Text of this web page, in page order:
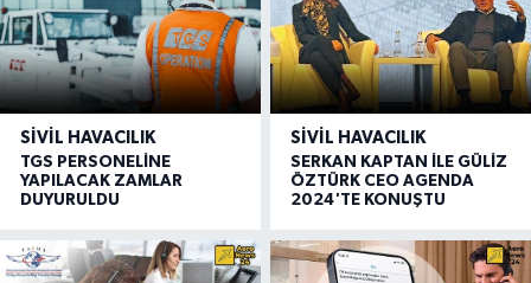
SIVIL HAVACILIK
TGS PERSONELİNE
YAPILACAK ZAMLAR
DUYURULDU
SIVIL HAVACILIK
SERKAN KAPTAN İLE GÜLİZ
ÖZTÜRK CEO AGENDA
2024'TE KONUŞTU